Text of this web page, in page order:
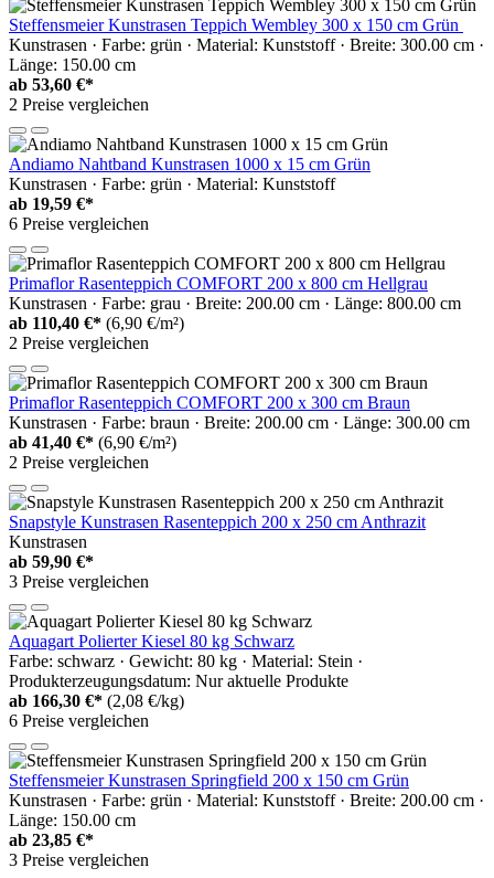
Steffensmeier Kunstrasen Teppich Wembley 300 x 150 cm Grün
Kunstrasen · Farbe: grün · Material: Kunststoff · Breite: 300.00 cm ·
Länge: 150.00 cm
ab 53,60 €*
2 Preise vergleichen
Andiamo Nahtband Kunstrasen 1000 x 15 cm Grün
Kunstrasen · Farbe: grün · Material: Kunststoff
ab 19,59 €*
6 Preise vergleichen
Primaflor Rasenteppich COMFORT 200 x 800 cm Hellgrau
Kunstrasen · Farbe: grau · Breite: 200.00 cm · Länge: 800.00 cm
ab 110,40 €* (6,90 €/m²)
2 Preise vergleichen
Primaflor Rasenteppich COMFORT 200 x 300 cm Braun
Kunstrasen · Farbe: braun · Breite: 200.00 cm · Länge: 300.00 cm
ab 41,40 €* (6,90 €/m²)
2 Preise vergleichen
Snapstyle Kunstrasen Rasenteppich 200 x 250 cm Anthrazit
Kunstrasen
ab 59,90 €*
3 Preise vergleichen
Aquagart Polierter Kiesel 80 kg Schwarz
Farbe: schwarz · Gewicht: 80 kg · Material: Stein ·
Produkterzeugungsdatum: Nur aktuelle Produkte
ab 166,30 €* (2,08 €/kg)
6 Preise vergleichen
Steffensmeier Kunstrasen Springfield 200 x 150 cm Grün
Kunstrasen · Farbe: grün · Material: Kunststoff · Breite: 200.00 cm ·
Länge: 150.00 cm
ab 23,85 €*
3 Preise vergleichen